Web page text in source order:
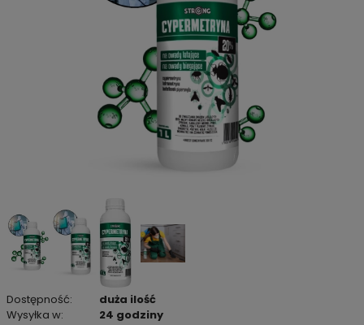
Dostępność:
duża ilość
Wysyłka w:
24 godziny